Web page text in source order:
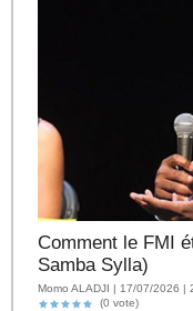
Comment le FMI
Samba Sylla)
Momo ALADJI | 17/07/2026 |
(0 vote)